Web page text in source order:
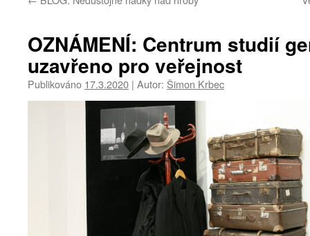
OZNÁMENÍ: Centrum studií
uzavřeno pro veřejnost
Publikováno 17.3.2020 | Autor: Šimon Krbec